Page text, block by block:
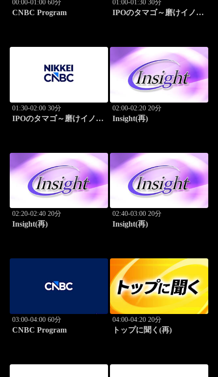
00:00-01:00 60分
CNBC Program
01:00-01:30 30分
IPOのタマゴ～磨けイノベ
01:30-02:00 30分
IPOのタマゴ～磨けイノベ
02:00-02:20 20分
Insight(再)
02:20-02:40 20分
Insight(再)
02:40-03:00 20分
Insight(再)
03:00-04:00 60分
CNBC Program
04:00-04:20 20分
トップに聞く(再)